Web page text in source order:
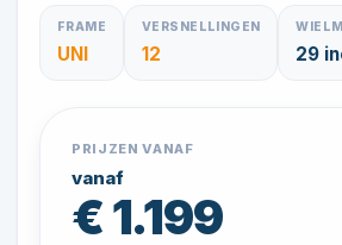
FRAME
UNI
VERSNELLINGEN
12 29
PRIJZEN VANAF
vanaf
€ 1.199